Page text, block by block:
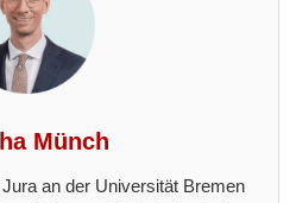
Münch
an der Universität Bremen